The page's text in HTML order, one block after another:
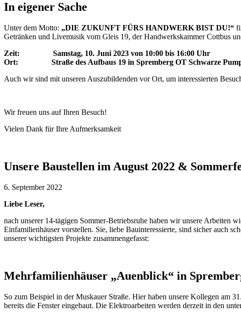
In eigener Sache
Unter dem Motto: „DIE ZUKUNFT FÜRS HANDWERK BIST DU!“
Getränken und Livemusik vom Gleis 19, der Handwerkskammer Cottbus
Zeit: Samstag, 10. Juni 2023 von 10:00 bis 16:00 Uhr
Ort: Straße des Aufbaus 19 in Spremberg OT Schwarze
Auch wir sind mit unseren Auszubildenden vor Ort, um interessierten
Wir freuen uns auf Ihren Besuch!
Vielen Dank für Ihre Aufmerksamkeit
Unsere Baustellen im August 2022 &
6. September 2022
Liebe Leser,
nach unserer 14-tägigen Sommer-Betriebsruhe haben wir unsere Arbeiten
Einfamilienhäuser vorstellen. Sie, liebe Bauinteressierte, sind sicher auch
unserer wichtigsten Projekte zusammengefasst:
Mehrfamilienhäuser „Auenblick“ in
So zum Beispiel in der Muskauer Straße. Hier haben unsere Kollegen am
bereits die Fenster eingebaut. Die Elektroarbeiten werden derzeit in den